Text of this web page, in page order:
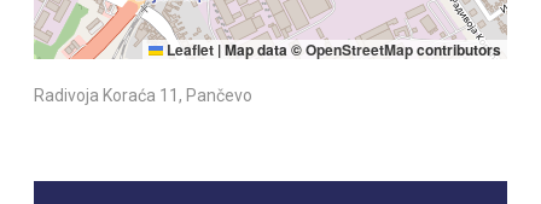
Leaflet |Map data ©OpenStreetMapcontributors
Radivoja Koraća 11, Pančevo